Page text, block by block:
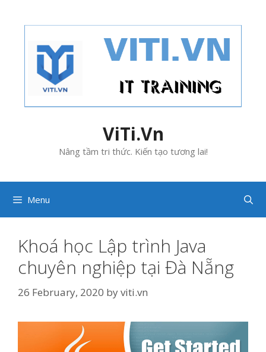
ViTi.Vn
Nâng tầm tri thức. Kiến tạo tương lai!
Menu
Khoá học Lập trình Java
chuyên nghiệp tại Đà Nẵng
26 February, 2020 byviti.vn